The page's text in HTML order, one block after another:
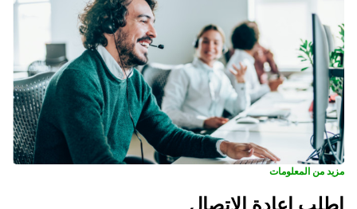
مزيد من المعلومات